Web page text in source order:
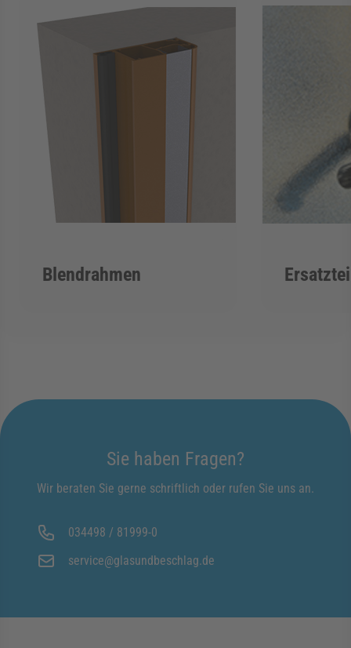
Blendrahmen
Sie haben Fragen?
Wir beraten Sie gerne schriftlich oder rufen Sie uns an.
034498 / 81999-0
service@glasundbeschlag.de